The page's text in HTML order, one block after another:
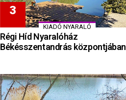
KIADÓ NYARALÓ
Régi Híd Nyaralóház
Békésszentandrás központjában